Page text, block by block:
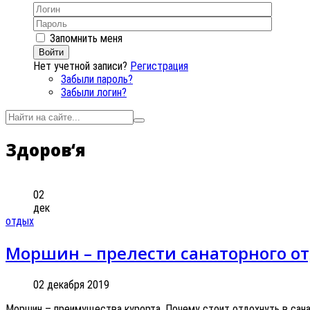
Запомнить меня
Войти
Нет учетной записи? Регистрация
Забыли пароль?
Забыли логин?
Здоров‘я
02
дек
отдых
Моршин – прелести санаторного
02 декабря 2019